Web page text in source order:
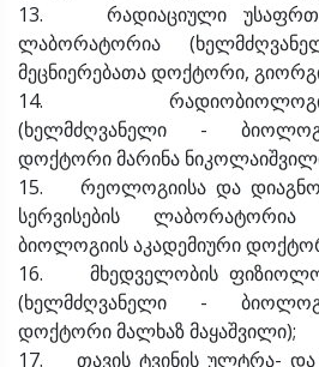
13. რადიაციული
ლაბორატორია
მეცნიერებათა დოქტორი,
14.
(ხელმძღვანელი -
დოქტორი მარინა
15. რეოლოგიისა და
სერვისების
ბიოლოგიის აკადემიური
16. მხედველობის
(ხელმძღვანელი -
დოქტორი მალხაზ მაყაშვილი);
17. თავის ტვინის ულტრა- და